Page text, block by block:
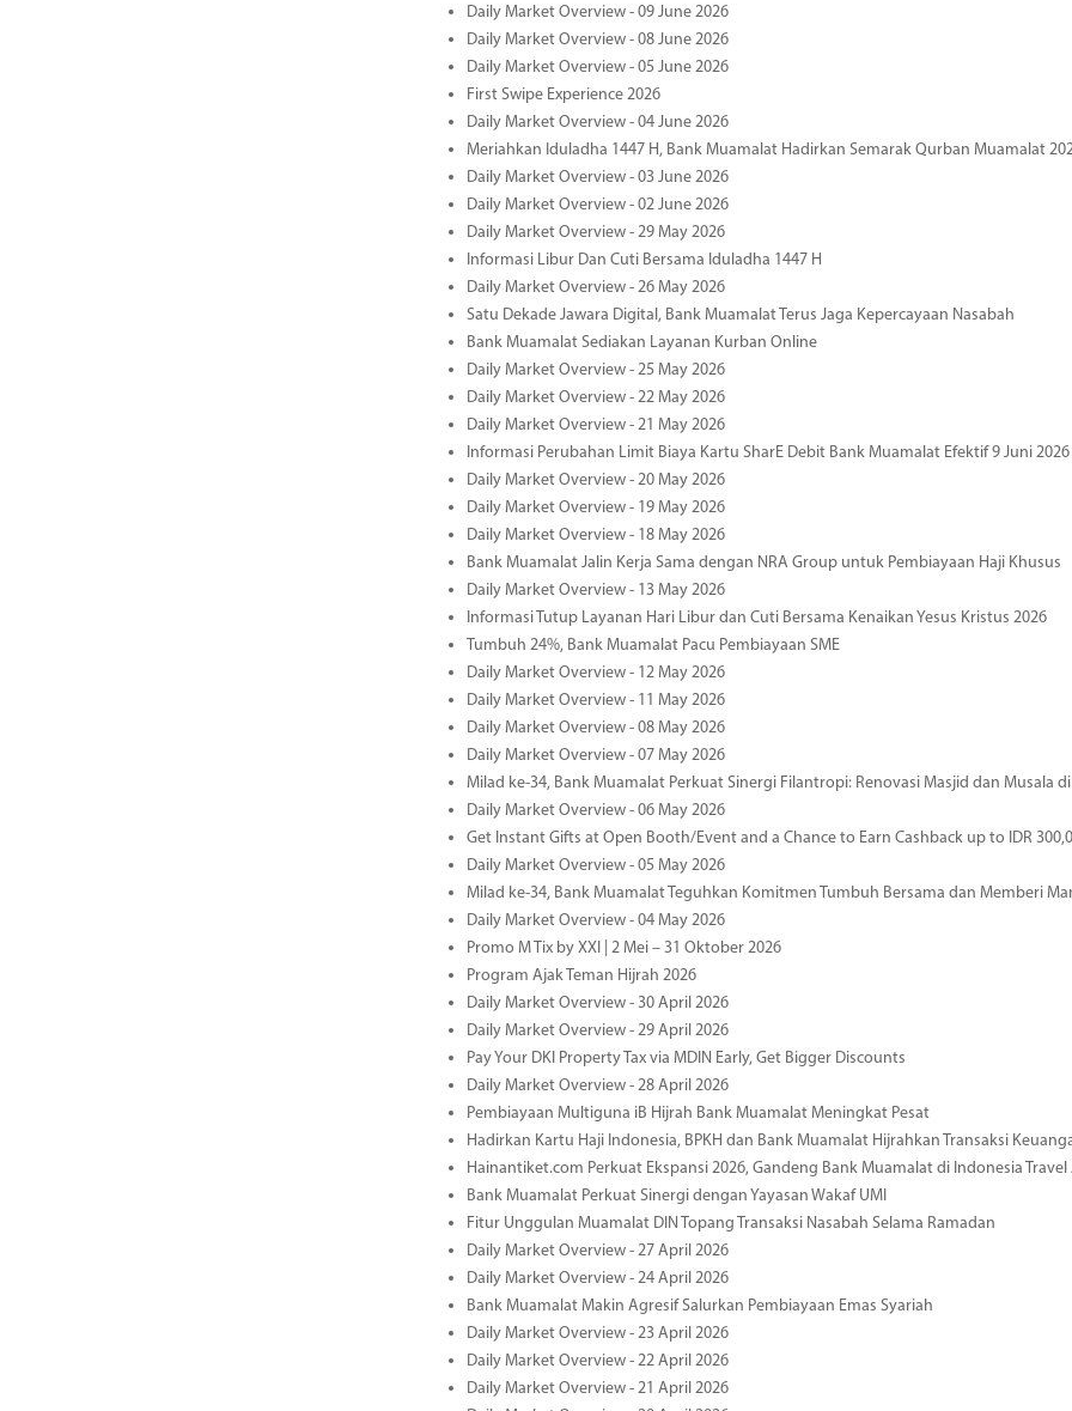
Daily Market Overview - 09 June 2026
Daily Market Overview - 08 June 2026
Daily Market Overview - 05 June 2026
First Swipe Experience 2026
Daily Market Overview - 04 June 2026
Meriahkan Iduladha 1447 H, Bank Muamalat Hadirkan Semarak Qurban Muamalat
Daily Market Overview - 03 June 2026
Daily Market Overview - 02 June 2026
Daily Market Overview - 29 May 2026
Informasi Libur Dan Cuti Bersama Iduladha 1447 H
Daily Market Overview - 26 May 2026
Satu Dekade Jawara Digital, Bank Muamalat Terus Jaga Kepercayaan Nasabah
Bank Muamalat Sediakan Layanan Kurban Online
Daily Market Overview - 25 May 2026
Daily Market Overview - 22 May 2026
Daily Market Overview - 21 May 2026
Informasi Perubahan Limit Biaya Kartu SharE Debit Bank Muamalat Efektif 9 Juni 2026
Daily Market Overview - 20 May 2026
Daily Market Overview - 19 May 2026
Daily Market Overview - 18 May 2026
Bank Muamalat Jalin Kerja Sama dengan NRA Group untuk Pembiayaan Haji Khusus
Daily Market Overview - 13 May 2026
Informasi Tutup Layanan Hari Libur dan Cuti Bersama Kenaikan Yesus Kristus 2026
Tumbuh 24%, Bank Muamalat Pacu Pembiayaan SME
Daily Market Overview - 12 May 2026
Daily Market Overview - 11 May 2026
Daily Market Overview - 08 May 2026
Daily Market Overview - 07 May 2026
Milad ke-34, Bank Muamalat Perkuat Sinergi Filantropi: Renovasi Masjid dan Musala
Daily Market Overview - 06 May 2026
Get Instant Gifts at Open Booth/Event and a Chance to Earn Cashback up to IDR
Daily Market Overview - 05 May 2026
Milad ke-34, Bank Muamalat Teguhkan Komitmen Tumbuh Bersama dan Memberi
Daily Market Overview - 04 May 2026
Promo M Tix by XXI | 2 Mei – 31 Oktober 2026
Program Ajak Teman Hijrah 2026
Daily Market Overview - 30 April 2026
Daily Market Overview - 29 April 2026
Pay Your DKI Property Tax via MDIN Early, Get Bigger Discounts
Daily Market Overview - 28 April 2026
Pembiayaan Multiguna iB Hijrah Bank Muamalat Meningkat Pesat
Hadirkan Kartu Haji Indonesia, BPKH dan Bank Muamalat Hijrahkan Transaksi
Hainantiket.com Perkuat Ekspansi 2026, Gandeng Bank Muamalat di Indonesia
Bank Muamalat Perkuat Sinergi dengan Yayasan Wakaf UMI
Fitur Unggulan Muamalat DIN Topang Transaksi Nasabah Selama Ramadan
Daily Market Overview - 27 April 2026
Daily Market Overview - 24 April 2026
Bank Muamalat Makin Agresif Salurkan Pembiayaan Emas Syariah
Daily Market Overview - 23 April 2026
Daily Market Overview - 22 April 2026
Daily Market Overview - 21 April 2026